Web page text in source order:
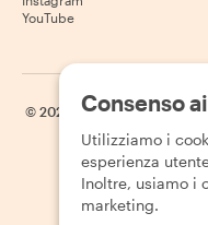
YouTube
© 2026 Withlocals.com |
Consenso
Utilizziamo i
esperienza
Inoltre, usiamo i
marketing.